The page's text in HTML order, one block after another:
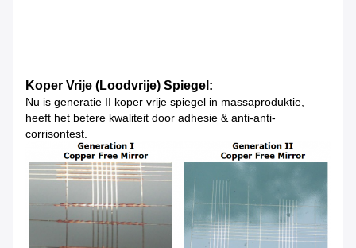
Koper Vrije (Loodvrije) Spiegel:
Nu is generatie II koper vrije spiegel in massaproduktie,
heeft het betere kwaliteit door adhesie & anti-anti-
corrisontest.